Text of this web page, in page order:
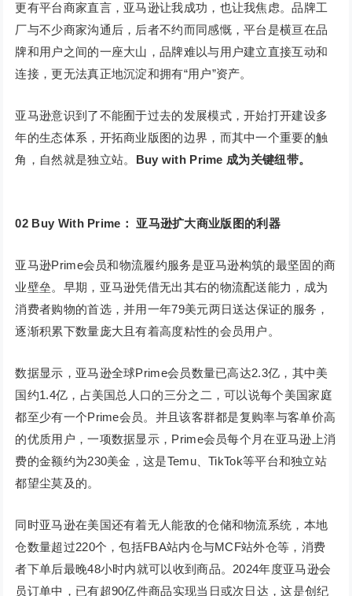
更有平台商家直言，亚马逊让我成功，也让我焦虑。品牌工
厂与不少商家沟通后，后者不约而同感慨，平台是横亘在品
牌和用户之间的一座大山，品牌难以与用户建立直接互动和
连接，更无法真正地沉淀和拥有“用户”资产。
亚马逊意识到了不能囿于过去的发展模式，开始打开建设多
年的生态体系，开拓商业版图的边界，而其中一个重要的触
角，自然就是独立站。 Buy with Prime 成为关键纽带。
02 Buy With Prime： 亚马逊扩大商业版图的利器
亚马逊Prime会员和物流履约服务是亚马逊构筑的最坚固的商
业壁垒。早期，亚马逊凭借无出其右的物流配送能力，成为
消费者购物的首选，并用一年79美元两日送达保证的服务，
逐渐积累下数量庞大且有着高度粘性的会员用户。
数据显示，亚马逊全球Prime会员数量已高达2.3亿，其中美
国约1.4亿，占美国总人口的三分之二，可以说每个美国家庭
都至少有一个Prime会员。并且该客群都是复购率与客单价高
的优质用户，一项数据显示，Prime会员每个月在亚马逊上消
费的金额约为230美金，这是Temu、TikTok等平台和独立站
都望尘莫及的。
同时亚马逊在美国还有着无人能敌的仓储和物流系统，本地
仓数量超过220个，包括FBA站内仓与MCF站外仓等，消费
者下单后最晚48小时内就可以收到商品。2024年度亚马逊会
员订单中，已有超90亿件商品实现当日或次日达，这是创纪